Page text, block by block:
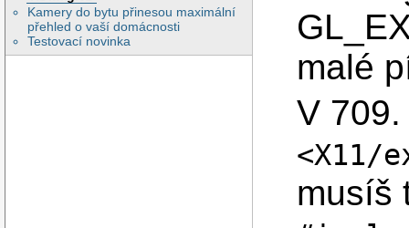
Kamery do bytu přinesou maximální
přehled o vaší domácnosti
Testovací novinka
malé
V
<X11/
musíš